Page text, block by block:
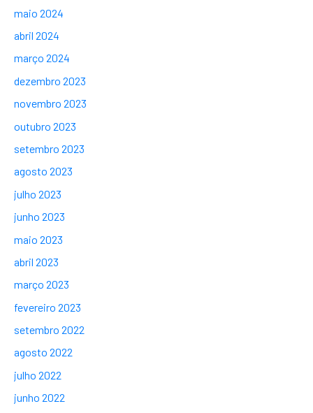
maio 2024
abril 2024
março 2024
dezembro 2023
novembro 2023
outubro 2023
setembro 2023
agosto 2023
julho 2023
junho 2023
maio 2023
abril 2023
março 2023
fevereiro 2023
setembro 2022
agosto 2022
julho 2022
junho 2022